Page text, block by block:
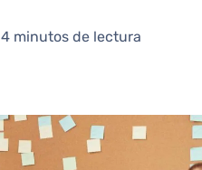
4 minutos de lectura